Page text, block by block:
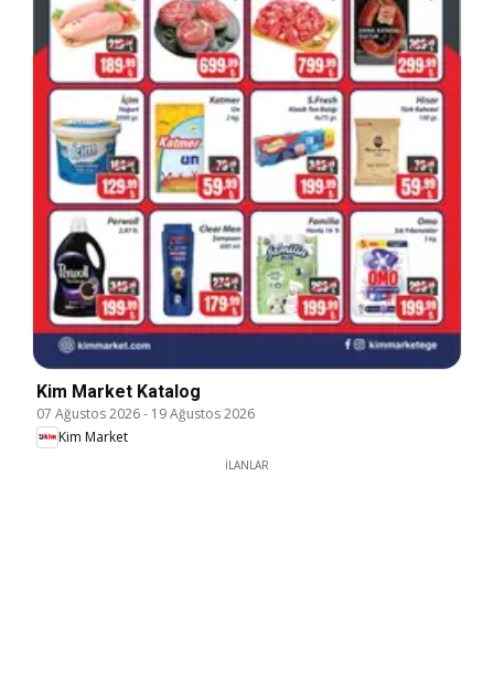
Kim Market Katalog
07 Ağustos 2026- 19 Ağustos 2026
Kim Market
İLANLAR